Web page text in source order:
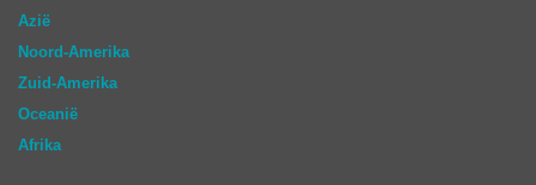
Azië
Noord-Amerika
Zuid-Amerika
Oceanië
Afrika